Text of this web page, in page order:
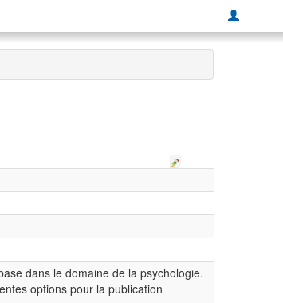
dans le domaine de la psychologie.
options pour la publication